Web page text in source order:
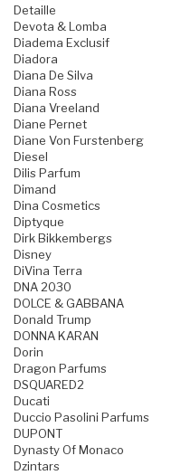
Detaille
Devota & Lomba
Diadema Exclusif
Diadora
Diana De Silva
Diana Ross
Diana Vreeland
Diane Pernet
Diane Von Furstenberg
Diesel
Dilis Parfum
Dimand
Dina Cosmetics
Diptyque
Dirk Bikkembergs
Disney
DiVina Terra
DNA 2030
DOLCE & GABBANA
Donald Trump
DONNA KARAN
Dorin
Dragon Parfums
DSQUARED2
Ducati
Duccio Pasolini Parfums
DUPONT
Dynasty Of Monaco
Dzintars